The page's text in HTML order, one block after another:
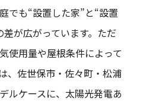
でも“設置した家”と“設置
が広がっています。ただ
使用量や屋根条件によって
、佐世保市・佐々町・松浦
ルケースに、太陽光発電あ